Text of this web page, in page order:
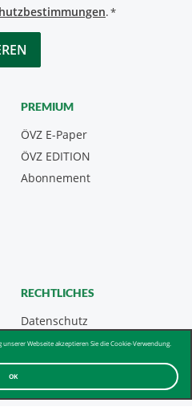
OK
Webseite akzeptieren Sie die Cookie-Verwendung.
.*
PREMIUM
ÖVZ E-Paper
Abonnement
ÖVZ EDITION
RECHTLICHES
Datenschutz
Impressum